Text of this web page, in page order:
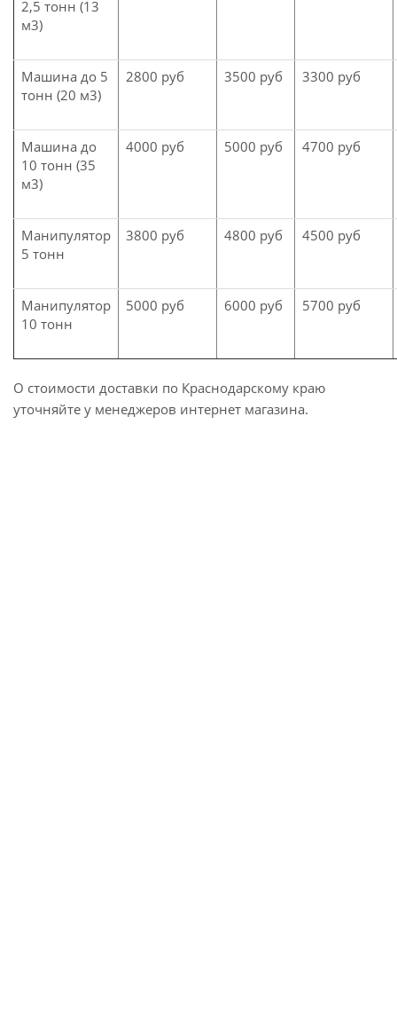
2,5 тонн (13
м3)
Машина до 5
тонн (20 м3)
2800 руб 3500 руб 3300 руб
Машина до
10 тонн (35
м3)
4000 руб 5000 руб 4700 руб
Манипулятор
5 тонн
3800 руб 4800 руб 4500 руб
Манипулятор
10 тонн
5000 руб 6000 руб 5700 руб
О стоимости доставки по Краснодарскому краю
уточняйте у менеджеров интернет магазина.